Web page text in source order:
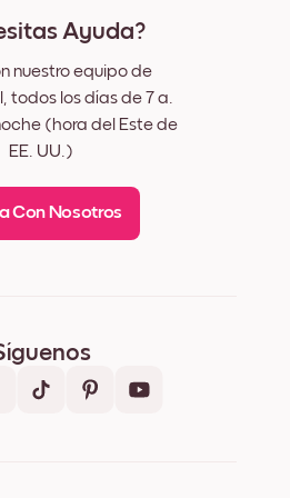
Ayuda?
nuestro equipo de
todos los días de 7 a.
(hora del Este de
EE. UU.)
Con Nosotros